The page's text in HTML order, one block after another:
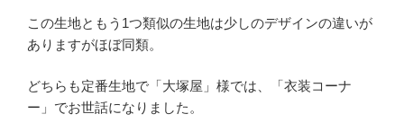
この生地ともう1つ類似の生地は少しのデザインの違いが
ありますがほぼ同類。
どちらも定番生地で「大塚屋」様では、「衣装コーナ
ー」でお世話になりました。